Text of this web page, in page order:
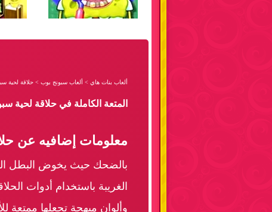
ألعاب بنات هاي > ألعاب سبونج بوب > حلاقة لحية
المتعة الكاملة في حلاقة
معلومات إضافيه عن
بالضحك حيث يخوض البطل
الغريبة باستخدام أدوات
وألوان مبهجة تجعلها